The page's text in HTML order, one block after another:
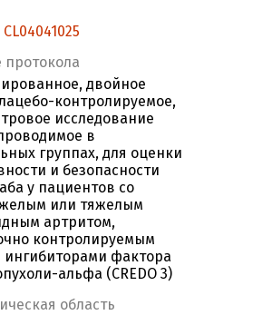
протокола
двойное
контролируемое,
исследование
в
группах, для оценки
и безопасности
у пациентов со
или тяжелым
артритом,
контролируемым
ингибиторами фактора
альфа (CREDO 3)
область